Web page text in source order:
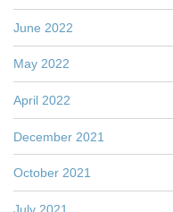
June 2022
May 2022
April 2022
December 2021
October 2021
July 2021